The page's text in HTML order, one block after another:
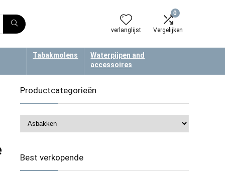
verlanglijst
0
Vergelijken
Tabakmolens
Waterpijpen and
accessoires
Productcategorieën
Best verkopende